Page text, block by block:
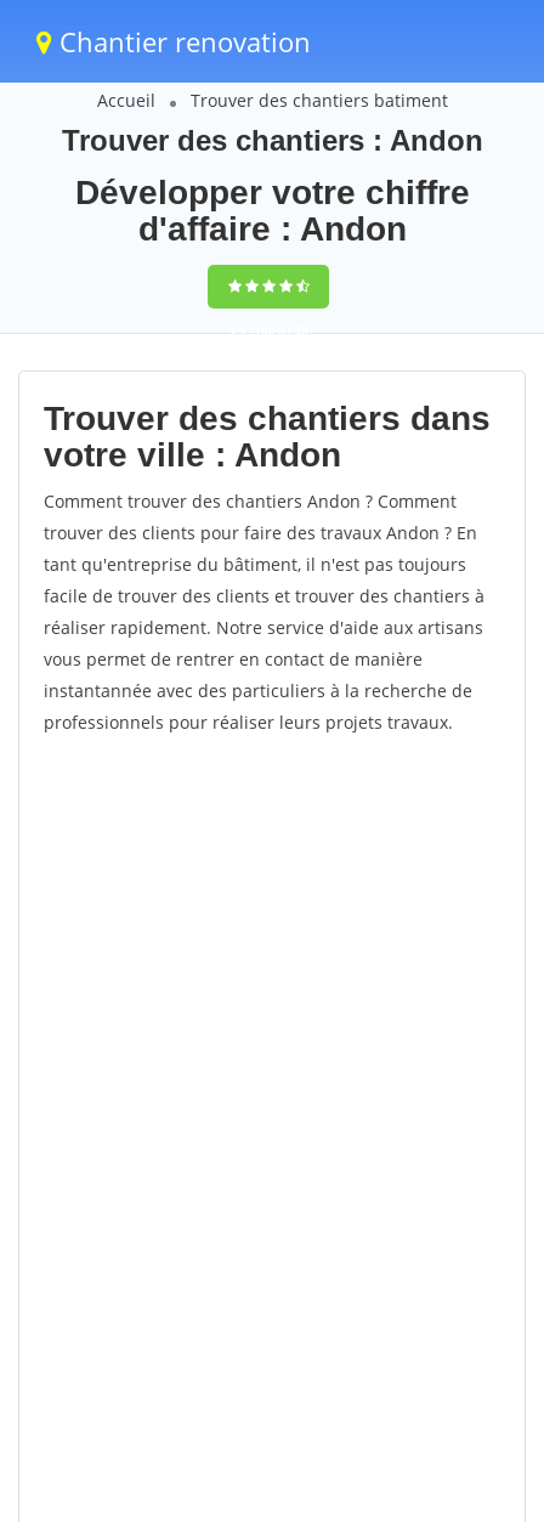
Chantier renovation
Accueil Trouver des chantiers batiment
Trouver des chantiers : Andon
Développer votre chiffre
d'affaire : Andon
9,5(100%)58
votes
Trouver des chantiers dans
votre ville : Andon
Comment trouver des chantiers Andon ? Comment
trouver des clients pour faire des travaux Andon ? En
tant qu'entreprise du bâtiment, il n'est pas toujours
facile de trouver des clients et trouver des chantiers à
réaliser rapidement. Notre service d'aide aux artisans
vous permet de rentrer en contact de manière
instantannée avec des particuliers à la recherche de
professionnels pour réaliser leurs projets travaux.